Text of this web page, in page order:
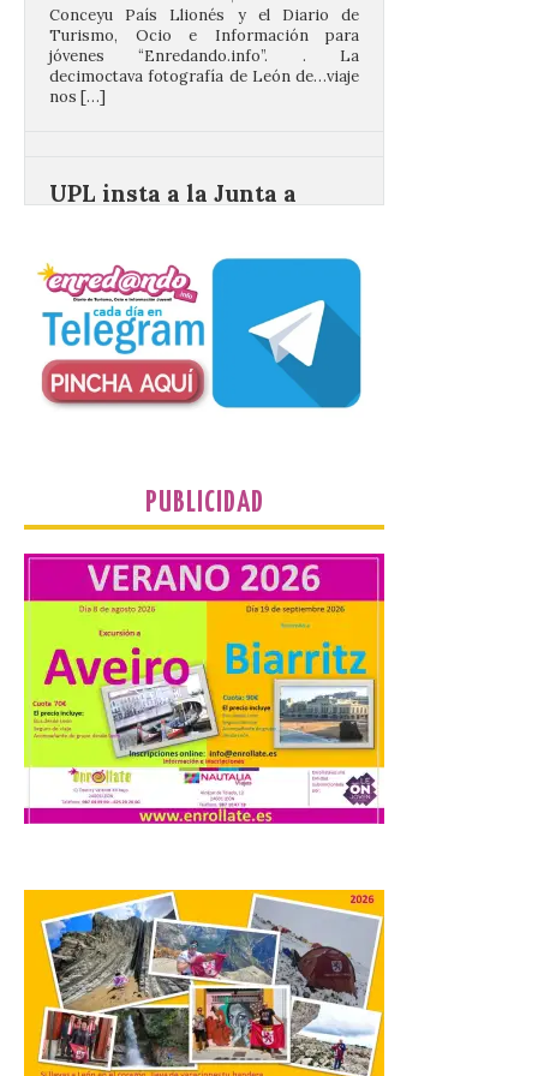
decimoctava fotografía de León de…viaje
nos […]
castillo del Asmesnal, un
BIC en estado de ruina
Un Bien de Interés
Cultural abandonado
desde 1949. Los
procuradores leonesistas
plantean que la Junta
Unión del Pueblo […]
La Universidad de León
distribuye folletos con la
programación del evento
del eclipse solar que
organiza con la ESA y el
Ayuntamiento
7 Ago 2026
Información Turística de
León e incluyen, además
del programa del evento, una guía
práctica con recomendaciones
elaboradas por especialistas para
observar el eclipse con seguridad León, 7
de agosto de 2026. La programación […]
PUBLICIDAD